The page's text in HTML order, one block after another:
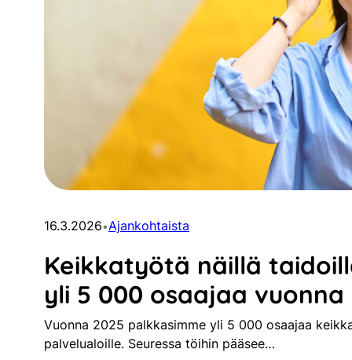
16.3.2026•Ajankohtaista
Keikkatyötä näillä
yli 5 000 osaajaa vuonna
Vuonna 2025 palkkasimme yli 5 000 osaajaa
palvelualoille. Seuressa töihin pääsee…